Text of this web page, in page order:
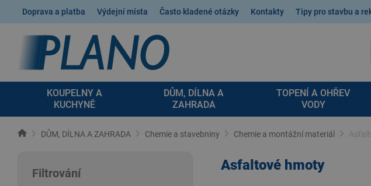
Doprava a platba Výdejní místa Často kladené otázky Kontakty Tipy pro stavbu a
KOUPELNY A
KUCHYNĚ
DŮM, DÍLNA A
ZAHRADA
TOPENÍ A OHŘEV
VODY
DŮM, DÍLNA A ZAHRADA Chemie a stavebniny Chemie a montážní materiál
Filtrování Asfaltové hmoty